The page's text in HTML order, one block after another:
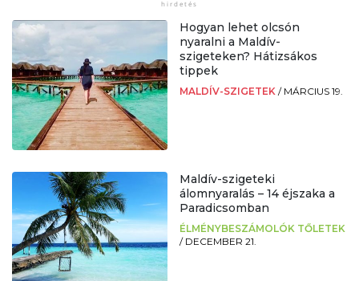
Hogyan lehet olcsón
nyaralni a Maldív-
szigeteken? Hátizsákos
tippek
MALDÍV-SZIGETEK / MÁRCIUS 19.
Maldív-szigeteki
álomnyaralás – 14 éjszaka a
Paradicsomban
ÉLMÉNYBESZÁMOLÓK TŐLETEK
/ DECEMBER 21.